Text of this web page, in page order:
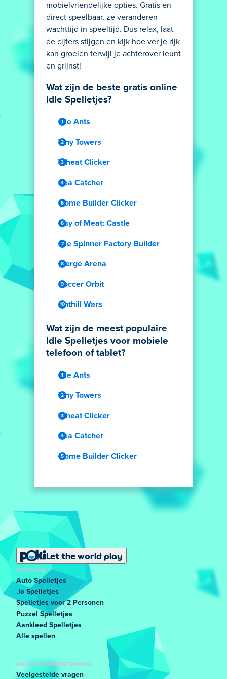
mobielvriendelijke opties. Gratis en
direct speelbaar, ze veranderen
wachttijd in speeltijd. Dus relax, laat
de cijfers stijgen en kijk hoe ver je rijk
kan groeien terwijl je achterover leunt
en grijnst!
Wat zijn de beste gratis online
Idle Spelletjes?
Idle Ants
Tiny Towers
Wheat Clicker
Sea Catcher
Home Builder Clicker
Day of Meat: Castle
Idle Spinner Factory Builder
Merge Arena
Soccer Orbit
Anthill Wars
Wat zijn de meest populaire
Idle Spelletjes voor mobiele
telefoon of tablet?
Idle Ants
Tiny Towers
Wheat Clicker
Sea Catcher
Home Builder Clicker
Let the world play
POPULAIR
Auto Spelletjes
.io Spelletjes
Spelletjes voor 2 Personen
Puzzel Spelletjes
Aankleed Spelletjes
Alle spellen
HULP EN ONDERSTEUNING
Veelgestelde vragen